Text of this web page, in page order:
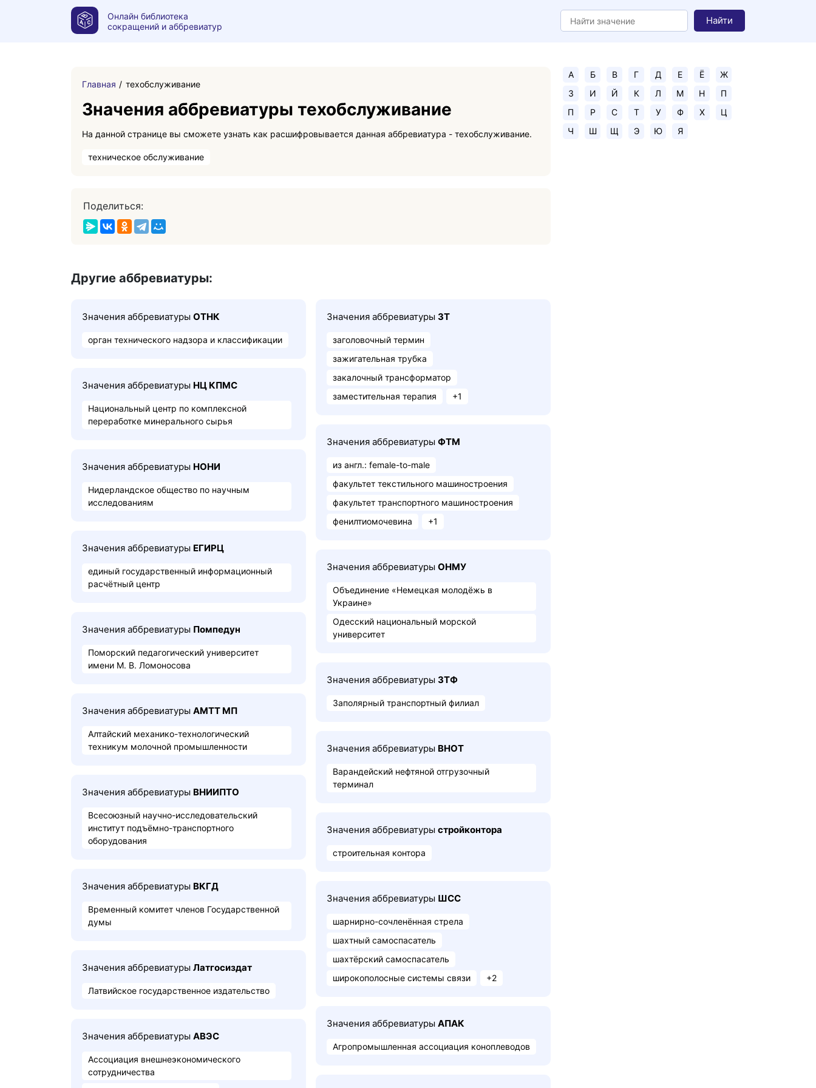
Онлайн библиотека
сокращений и аббревиатур
Найти
Главная техобслуживание
Значения аббревиатуры техобслуживание
На данной странице вы сможете узнать как расшифровывается данная аббревиатура - техобслуживание.
техническое обслуживание
Поделиться:
Другие аббревиатуры:
Значения аббревиатуры ОТНК
орган технического надзора и классификации
Значения аббревиатуры НЦ КПМС
Национальный центр по комплексной
переработке минерального сырья
Значения аббревиатуры НОНИ
Нидерландское общество по научным
исследованиям
Значения аббревиатуры ЕГИРЦ
единый государственный информационный
расчётный центр
Значения аббревиатуры Помпедун
Поморский педагогический университет
имени М. В. Ломоносова
Значения аббревиатуры АМТТ МП
Алтайский механико-технологический
техникум молочной промышленности
Значения аббревиатуры ВНИИПТО
Всесоюзный научно-исследовательский
институт подъёмно-транспортного
оборудования
Значения аббревиатуры ВКГД
Временный комитет членов Государственной
думы
Значения аббревиатуры Латгосиздат
Латвийское государственное издательство
Значения аббревиатуры АВЭС
Ассоциация внешнеэкономического
сотрудничества
Значения аббревиатуры ЗТ
заголовочный термин
зажигательная трубка
закалочный трансформатор
заместительная терапия
+1
Значения аббревиатуры ФТМ
из англ.: female-to-male
факультет текстильного машиностроения
факультет транспортного машиностроения
фенилтиомочевина
+1
Значения аббревиатуры ОНМУ
Объединение «Немецкая молодёжь в
Украине»
Одесский национальный морской
университет
Значения аббревиатуры ЗТФ
Заполярный транспортный филиал
Значения аббревиатуры ВНОТ
Варандейский нефтяной отгрузочный
терминал
Значения аббревиатуры стройконтора
строительная контора
Значения аббревиатуры ШСС
шарнирно-сочленённая стрела
шахтный самоспасатель
шахтёрский самоспасатель
широкополосные системы связи
+2
Значения аббревиатуры АПАК
Агропромышленная ассоциация коноплеводов
А Б В Г Д Е Ё
Ж
З
И Й К Л М Н
П
П
Р С Т У Ф Х
Ц
Ч
Ш Щ Э Ю Я